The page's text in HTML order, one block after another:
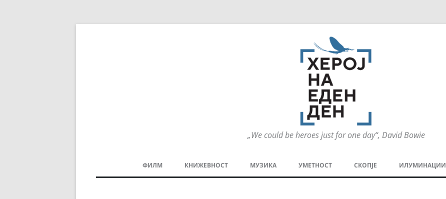
„We could be heroes just for one day“, David Bowie
содржината
ФИЛМ КНИЖЕВНОСТ МУЗИКА УМЕТНОСТ СКОПЈЕ ИЛУМИНАЦИИ